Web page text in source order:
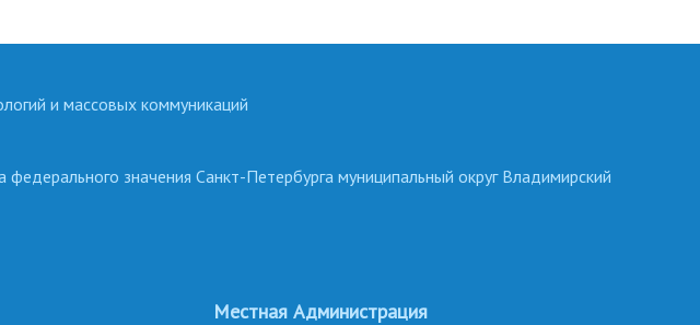
и массовых коммуникаций
значения Санкт-Петербурга муниципальный округ Владимирский
Местная Администрация